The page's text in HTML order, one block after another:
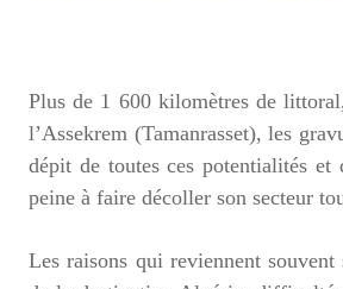
Plus de 1 600 kilomètres de
l’Assekrem (Tamanrasset), les
dépit de toutes ces potentialités et
peine à faire décoller son secteur
Les raisons qui reviennent